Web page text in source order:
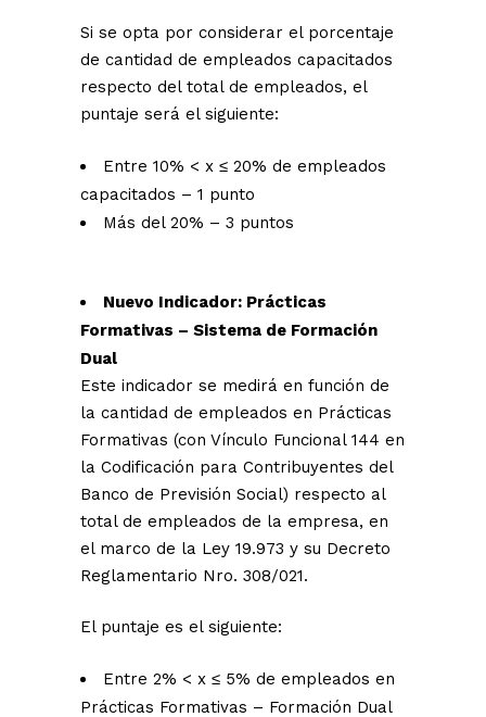
Si se opta por considerar el porcentaje
de cantidad de empleados capacitados
respecto del total de empleados, el
puntaje será el siguiente:
Entre 10% < x ≤ 20% de empleados
capacitados – 1 punto
Más del 20% – 3 puntos
Nuevo Indicador: Prácticas
Formativas – Sistema de Formación
Dual
Este indicador se medirá en función de
la cantidad de empleados en Prácticas
Formativas (con Vínculo Funcional 144 en
la Codificación para Contribuyentes del
Banco de Previsión Social) respecto al
total de empleados de la empresa, en
el marco de la Ley 19.973 y su Decreto
Reglamentario Nro. 308/021.
El puntaje es el siguiente:
Entre 2% < x ≤ 5% de empleados en
Prácticas Formativas – Formación Dual